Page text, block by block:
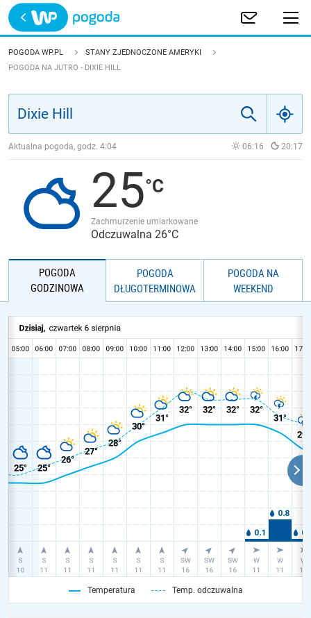
Trwa ładowanie
POLSKA
JAKOŚĆ POWIETRZA
POGODA WP.PL
STANY ZJEDNOCZONE AMERYKI
POGODA NA JUTRO - DIXIE HILL
Aktualna pogoda, godz. 4:04 06:16 20:17
25
Zachmurzenie umiarkowane
Odczuwalna 26°C
POGODA
GODZINOWA
POGODA
DŁUGOTERMINOWA
POGODA NA
WEEKEND
Temperatura Temp. odczuwalna